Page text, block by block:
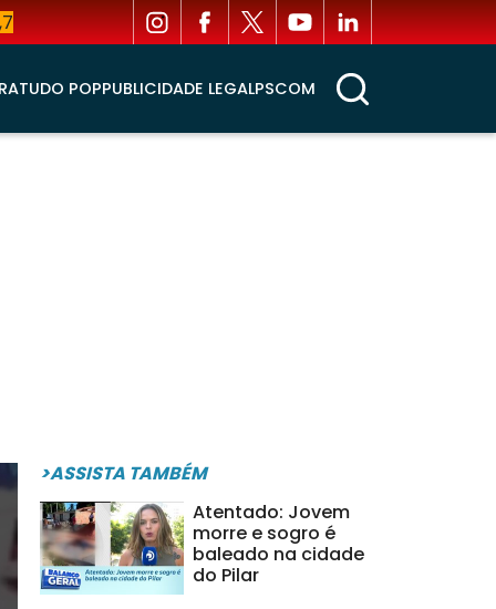
TUDO POPPUBLICIDADE LEGALPSCOM
>ASSISTA TAMBÉM
Atentado: Jovem
morre e sogro é
baleado na cidade
do Pilar